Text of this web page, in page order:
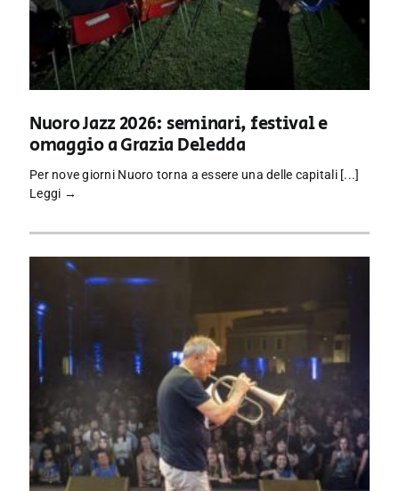
Nuoro Jazz 2026: seminari, festival e
omaggio a Grazia Deledda
Per nove giorni Nuoro torna a essere una delle capitali [...]
Leggi →